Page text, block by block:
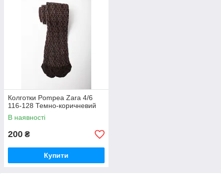
Колготки Pompea Zara 4/6
116-128 Темно-коричневий
В наявності
200 ₴
Купити